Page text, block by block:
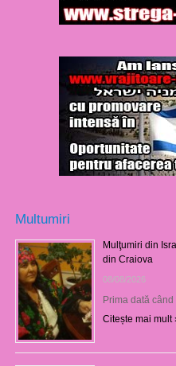
Multumiri
Mulţumiri din
din Craiova
08/08/2026
Prima dată
Citește mai mult